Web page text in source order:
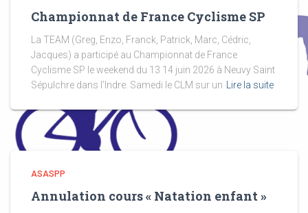
Championnat de France Cyclisme SP
La TEAM (Greg, Enzo, Franck, Patrick, Marc, Cédric,
Jacques) a participé au Championnat de France
Cyclisme SP le weekend du 13 14 juin 2026 à Neuvy Saint
Sépulchre dans l’Indre. Samedi le CLM sur un
Lire la suite
ASASPP
Annulation cours « Natation enfant »